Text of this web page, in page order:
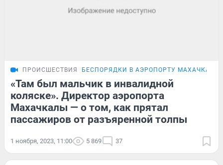
ПРОИСШЕСТВИЯ БЕСПОРЯДКИ В АЭРОПОРТУ МАХАЧКАЛЫ
«Там был мальчик в инвалидной
коляске». Директор аэропорта
Махачкалы — о том, как прятал
пассажиров от разъяренной толпы
1 ноября, 2023, 11:00 5 869 37